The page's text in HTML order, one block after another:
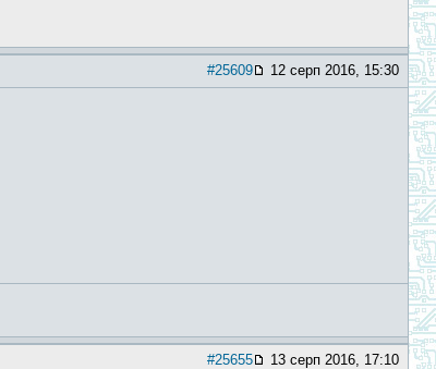
#25609 12 серп 2016, 15:30
#25655 13 серп 2016, 17:10